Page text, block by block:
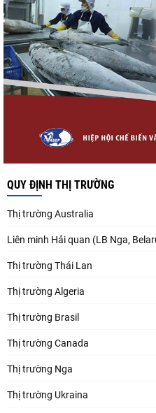
QUY ĐỊNH THỊ TRƯỜNG
Thị trường Australia
Liên minh Hải quan (LB Nga,
Thị trường Thái Lan
Thị trường Algeria
Thị trường Brasil
Thị trường Canada
Thị trường Nga
Thị trường Ukraina